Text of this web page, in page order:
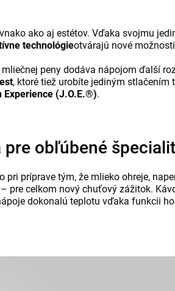
ako aj estétov. Vďaka svojmu
technológieotvárajú nové
peny dodáva nápojom ďalší
, ktoré tiež urobíte jediným stlačením
Experience (J.O.E.®).
obľúbené
pri príprave tým, že mlieko ohreje,
pre celkom nový chuťový zážitok.
dokonalú teplotu vďaka funkcii